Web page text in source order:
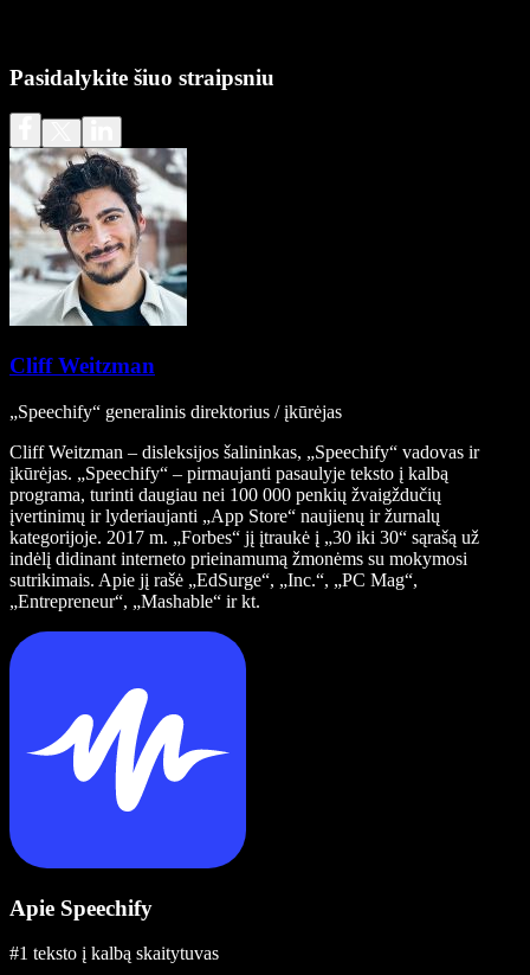
Pasidalykite šiuo straipsniu
Cliff Weitzman
„Speechify“ generalinis direktorius / įkūrėjas
Cliff Weitzman – disleksijos šalininkas, „Speechify“ vadovas ir
įkūrėjas. „Speechify“ – pirmaujanti pasaulyje teksto į kalbą
programa, turinti daugiau nei 100 000 penkių žvaigždučių
įvertinimų ir lyderiaujanti „App Store“ naujienų ir žurnalų
kategorijoje. 2017 m. „Forbes“ jį įtraukė į „30 iki 30“ sąrašą už
indėlį didinant interneto prieinamumą žmonėms su mokymosi
sutrikimais. Apie jį rašė „EdSurge“, „Inc.“, „PC Mag“,
„Entrepreneur“, „Mashable“ ir kt.
Apie Speechify
#1 teksto į kalbą skaitytuvas